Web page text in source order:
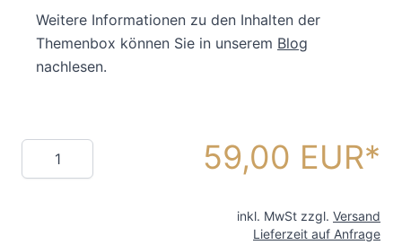
Weitere Informationen zu den Inhalten der
Themenbox können Sie in unserem Blog
nachlesen.
Menge 59,00 EUR
inkl. MwSt zzgl. Versand
Lieferzeit auf Anfrage